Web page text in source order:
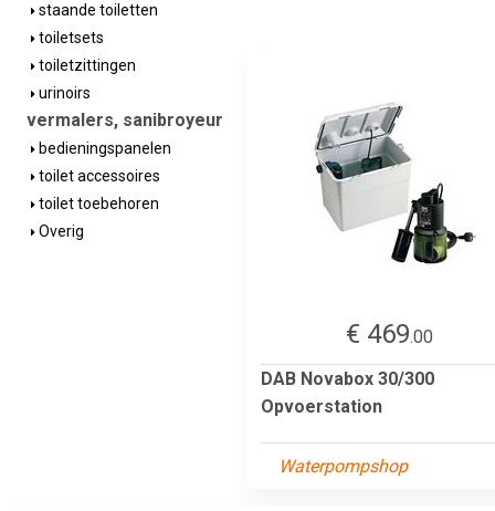
staande toiletten
toiletsets
toiletzittingen
urinoirs
vermalers, sanibroyeur
bedieningspanelen
toilet accessoires
toilet toebehoren
Overig
€ 469.00
DAB Novabox 30/300
Opvoerstation
Waterpompshop